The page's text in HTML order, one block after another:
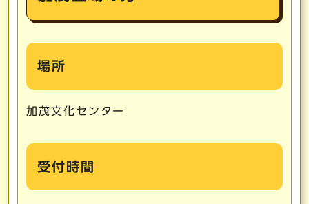
場所
加茂文化センター
受付時間